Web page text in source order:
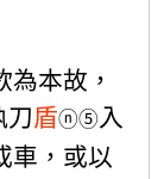
為本故，
刀盾ⓝ⑤ 入
車，或以